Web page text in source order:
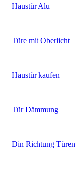
Haustür Alu
Türe mit Oberlicht
Haustür kaufen
Tür Dämmung
Din Richtung Türen